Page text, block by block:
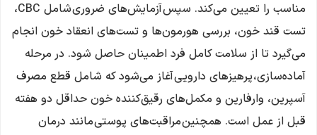
مناسب را تعیین می‌کند. سپس آزمایش‌های ضروری شامل CBC،
تست قند خون، بررسی هورمون‌ها و تست‌های انعقاد خون انجام
می‌گیرد تا از سلامت کامل فرد اطمینان حاصل شود. در مرحله
آماده‌سازی، پرهیزهای دارویی آغاز می‌شود که شامل قطع مصرف
آسپرین، وارفارین و مکمل‌های رقیق‌کننده خون حداقل دو هفته
قبل از عمل است. همچنین مراقبت‌های پوستی مانند درمان